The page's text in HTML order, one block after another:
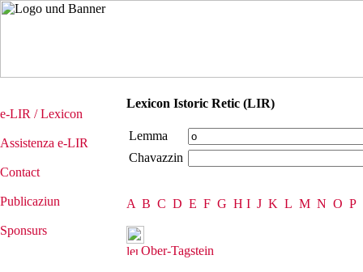
e-LIR / Lexicon
Assistenza e-LIR
Contact
Publicaziun
Sponsurs
Lexicon Istoric Retic (LIR)
Lemma
Chavazzin
A B C D E F G H I J K L M N O P
Ober-Tagstein